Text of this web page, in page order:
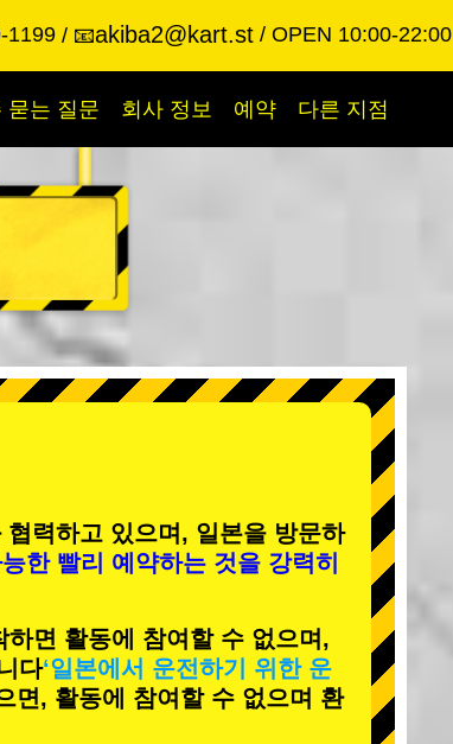
1199 📧akiba2@kart.st OPEN 10:00-22:00
묻는 질문 회사 정보 예약 다른 지점
협력하고 있으며, 일본을 방문하
한 빨리 예약하는 것을 강력히
면 활동에 참여할 수 없으며,
다‘일본에서 운전하기 위한 운
면, 활동에 참여할 수 없으며 환